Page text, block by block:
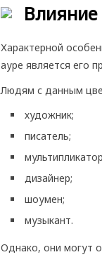
Характерной
ауре является его
Людям с данным
художник;
писатель;
дизайнер;
шоумен;
музыкант.
Однако, они могут